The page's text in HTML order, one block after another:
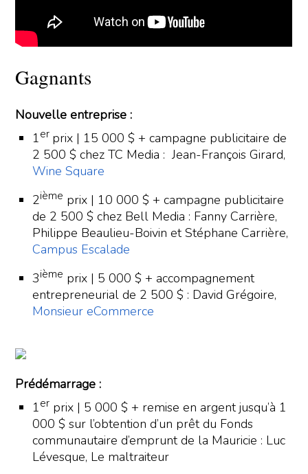
Gagnants
Nouvelle entreprise :
1er prix | 15 000 $ + campagne publicitaire de
2 500 $ chez TC Media : Jean-François Girard,
Wine Square
2ième prix | 10 000 $ + campagne publicitaire
de 2 500 $ chez Bell Media : Fanny Carrière,
Philippe Beaulieu-Boivin et Stéphane Carrière,
Campus Escalade
3ième prix | 5 000 $ + accompagnement
entrepreneurial de 2 500 $ : David Grégoire,
Monsieur eCommerce
Prédémarrage :
1er prix | 5 000 $ + remise en argent jusqu’à 1
000 $ sur l’obtention d’un prêt du Fonds
communautaire d’emprunt de la Mauricie : Luc
Lévesque, Le maltraiteur